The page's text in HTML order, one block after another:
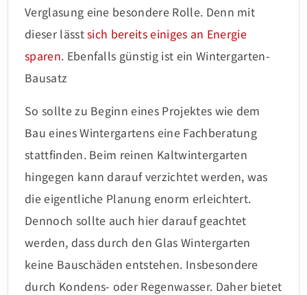
Verglasung eine besondere Rolle. Denn mit
dieser lässtsich bereits einiges an Energie
sparen. Ebenfalls günstig ist ein Wintergarten-
Bausatz
So sollte zu Beginn eines Projektes wie dem
Bau eines Wintergartens eine Fachberatung
stattfinden. Beim reinen Kaltwintergarten
hingegen kann darauf verzichtet werden, was
die eigentliche Planung enorm erleichtert.
Dennoch sollte auch hier darauf geachtet
werden, dass durch den Glas Wintergarten
keine Bauschäden entstehen. Insbesondere
durch Kondens- oder Regenwasser. Daher bietet